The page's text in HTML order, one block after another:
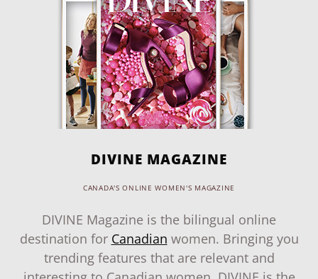
DIVINE MAGAZINE
CANADA'S ONLINE WOMEN'S MAGAZINE
DIVINE Magazine is the bilingual online
destination for Canadian women. Bringing you
trending features that are relevant and